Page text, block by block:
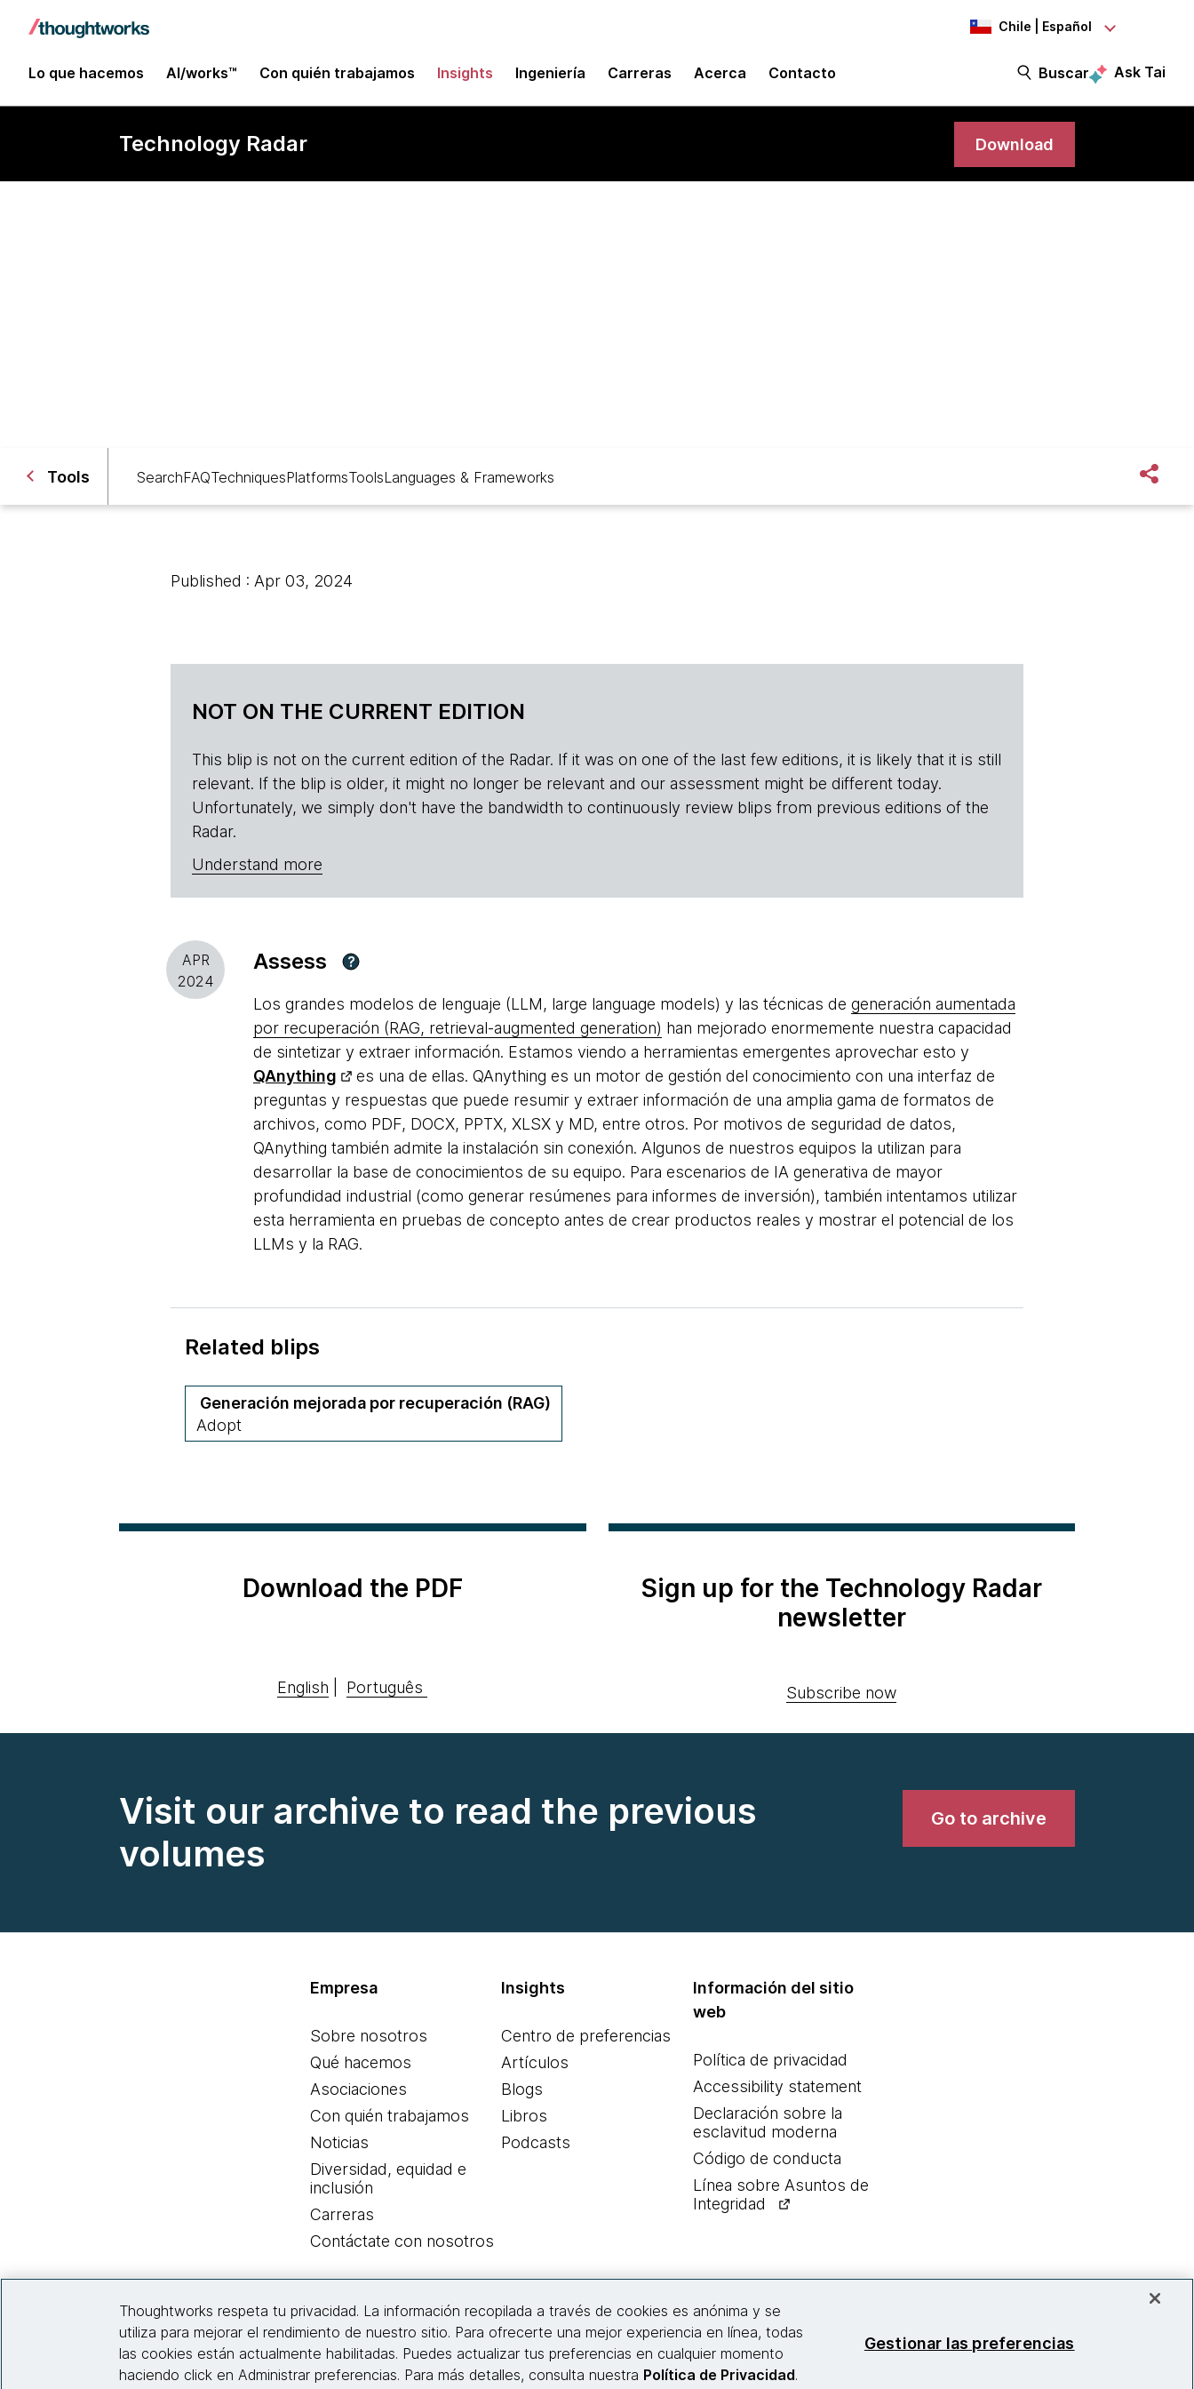
Chile | Español
Lo que hacemos AI/works™ Con quién trabajamos Insights Ingeniería Carreras Acerca Contacto Buscar Ask Tai
Technology Radar Download
Tools SearchFAQTechniquesPlatformsToolsLanguages & Frameworks
Published : Apr 03, 2024
NOT ON THE CURRENT EDITION
This blip is not on the current edition of the Radar. If it was on one of the last few editions, it is likely that it is still
relevant. If the blip is older, it might no longer be relevant and our assessment might be different today.
Unfortunately, we simply don't have the bandwidth to continuously review blips from previous editions of the
Radar.
Understand more
APR
2024
Assess ?
Los grandes modelos de lenguaje (LLM, large language models) y las técnicas de generación aumentada
por recuperación (RAG, retrieval-augmented generation) han mejorado enormemente nuestra capacidad
de sintetizar y extraer información. Estamos viendo a herramientas emergentes aprovechar esto y
QAnything
es una de ellas. QAnything es un motor de gestión del conocimiento con una interfaz de
preguntas y respuestas que puede resumir y extraer información de una amplia gama de formatos de
archivos, como PDF, DOCX, PPTX, XLSX y MD, entre otros. Por motivos de seguridad de datos,
QAnything también admite la instalación sin conexión. Algunos de nuestros equipos la utilizan para
desarrollar la base de conocimientos de su equipo. Para escenarios de IA generativa de mayor
profundidad industrial (como generar resúmenes para informes de inversión), también intentamos utilizar
esta herramienta en pruebas de concepto antes de crear productos reales y mostrar el potencial de los
LLMs y la RAG.
Related blips
Generación mejorada por recuperación (RAG)
Adopt
Download the PDF
English Português
Sign up for the Technology Radar
newsletter
Subscribe now
Visit our archive to read the previous
volumes
Go to archive
Empresa
Sobre nosotros
Qué hacemos
Asociaciones
Con quién trabajamos
Noticias
Diversidad, equidad e
inclusión
Carreras
Contáctate con nosotros
Insights
Centro de preferencias
Artículos
Blogs
Libros
Podcasts
Información del sitio
web
Política de privacidad
Accessibility statement
Declaración sobre la
esclavitud moderna
Código de conducta
Línea sobre Asuntos de
Integridad
© 2026 Thoughtworks, Inc.
Thoughtworks respeta tu privacidad. La información recopilada a través de cookies es anónima y se
utiliza para mejorar el rendimiento de nuestro sitio. Para ofrecerte una mejor experiencia en línea, todas
las cookies están actualmente habilitadas. Puedes actualizar tus preferencias en cualquier momento
haciendo click en Administrar preferencias. Para más detalles, consulta nuestra Política de Privacidad.
Gestionar las preferencias